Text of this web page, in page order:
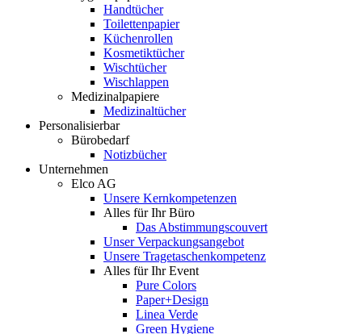
Handtücher
Toilettenpapier
Küchenrollen
Kosmetiktücher
Wischtücher
Wischlappen
Medizinalpapiere
Medizinaltücher
Personalisierbar
Bürobedarf
Notizbücher
Unternehmen
Elco AG
Unsere Kernkompetenzen
Alles für Ihr Büro
Das Abstimmungscouvert
Unser Verpackungsangebot
Unsere Tragetaschenkompetenz
Alles für Ihr Event
Pure Colors
Paper+Design
Linea Verde
Green Hygiene